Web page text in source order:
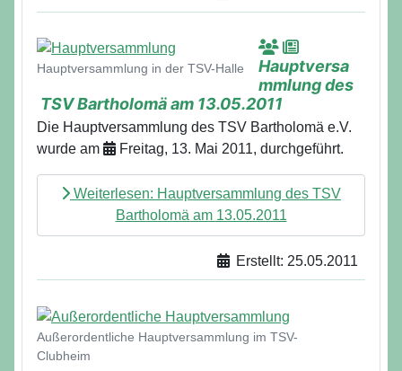
Details
Hauptversammlung in der TSV-Halle
Hauptversa
mmlung des
TSV Bartholomä am 13.05.2011
Die Hauptversammlung des TSV Bartholomä e.V.
wurde am
Freitag, 13. Mai 2011, durchgeführt.
Weiterlesen: Hauptversammlung des TSV
Bartholomä am 13.05.2011
Erstellt: 25.05.2011
Details
Außerordentliche Hauptversammlung im TSV-
Clubheim